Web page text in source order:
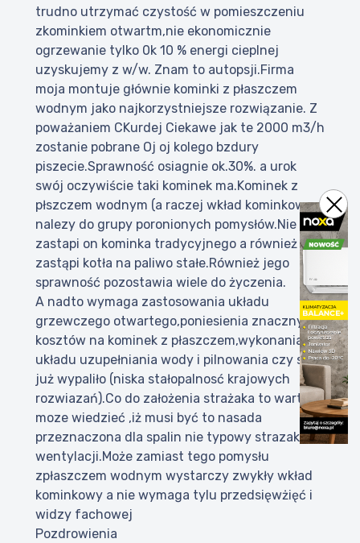
trudno utrzymać czystość w pomieszczeniu
zkominkiem otwartm,nie ekonomicznie
ogrzewanie tylko 0k 10 % energi cieplnej
uzyskujemy z w/w. Znam to autopsji.Firma
moja montuje głównie kominki z płaszczem
wodnym jako najkorzystniejsze rozwiązanie. Z
poważaniem CKurdej Ciekawe jak te 2000 m3/h
zostanie pobrane Oj oj kolego bzdury
piszecie.Sprawność osiagnie ok.30%. a urok
swój oczywiście taki kominek ma.Kominek z
płszczem wodnym (a raczej wkład kominkowy,
nalezy do grupy poronionych pomysłów.Nie
zastapi on kominka tradycyjnego a również nie
zastąpi kotła na paliwo stałe.Również jego
sprawność pozostawia wiele do życzenia.
A nadto wymaga zastosowania układu
grzewczego otwartego,poniesienia znacznych
kosztów na kominek z płaszczem,wykonania
układu uzupełniania wody i pilnowania czy się
już wypaliło (niska stałopalnosć krajowych
rozwiazań).Co do założenia strażaka to warto
moze wiedzieć ,iż musi być to nasada
przeznaczona dla spalin nie typowy strazak dla
wentylacji.Może zamiast tego pomysłu
zpłaszczem wodnym wystarczy zwykły wkład
kominkowy a nie wymaga tylu przedsięwżięć i
widzy fachowej
Pozdrowienia